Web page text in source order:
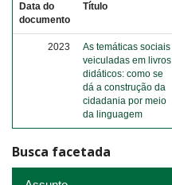
Data do
documento
Título
2023
As temáticas sociais
veiculadas em livros
didáticos: como se
dá a construção da
cidadania por meio
da linguagem
Busca facetada